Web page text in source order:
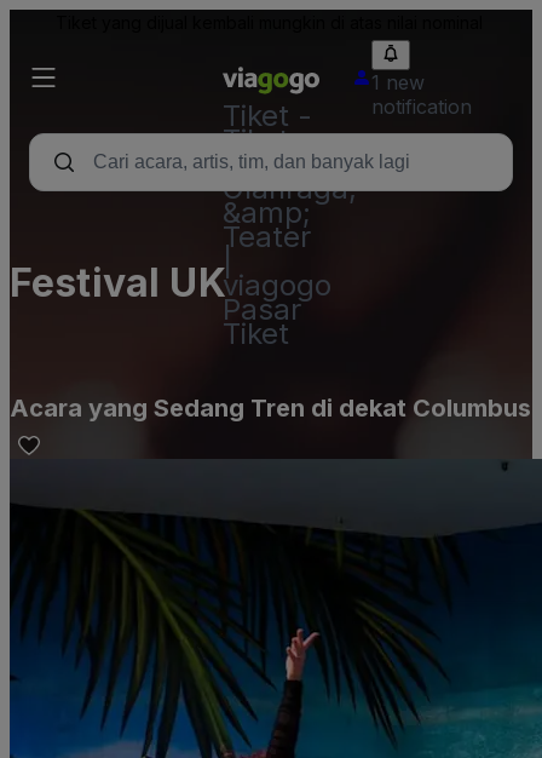
Tiket -
Tiket
Konser,
Olahraga,
&amp;
Teater
|
viagogo
Pasar
Tiket
1 new
notification
Festival UK
Acara yang Sedang Tren di dekat Columbus